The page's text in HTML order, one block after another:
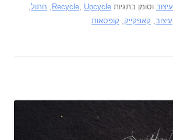
עיצוב וסומן בתגיות Recycle, Upcycle
, חתול,
עיצוב, קאפקייק, קופסאות.